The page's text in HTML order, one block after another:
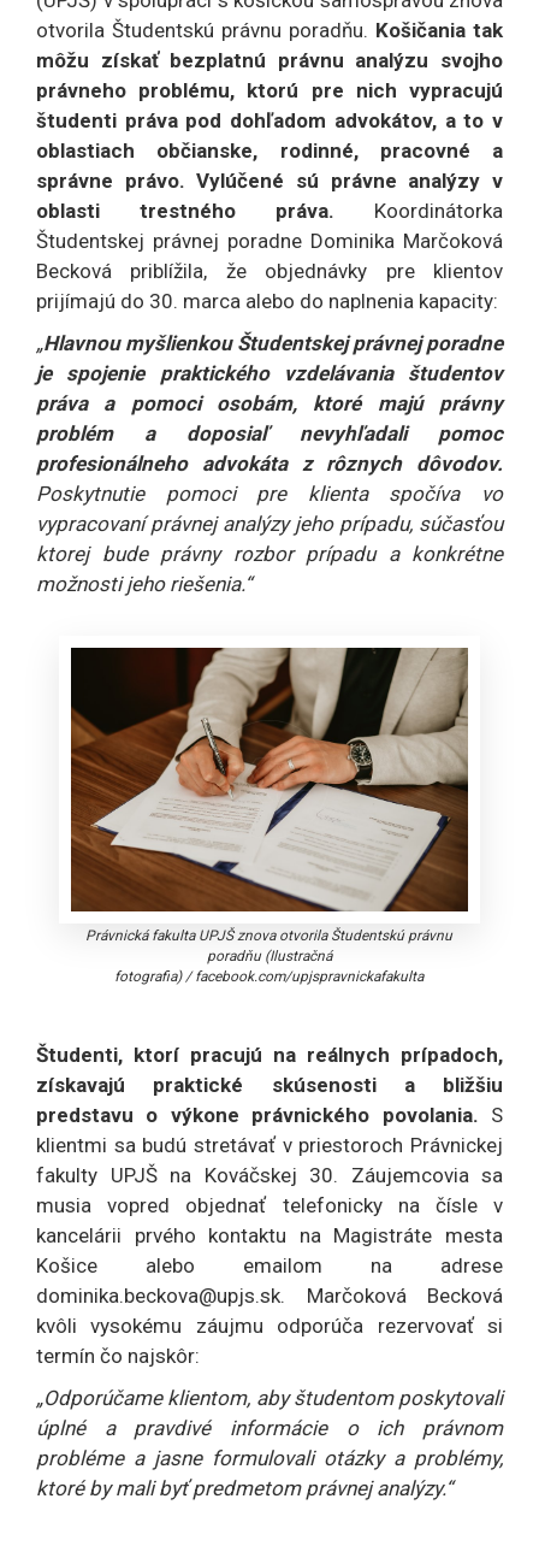
otvorila Študentskú právnu poradňu. Košičania tak
môžu získať bezplatnú právnu analýzu svojho
právneho problému, ktorú pre nich vypracujú
študenti práva pod dohľadom advokátov, a to v
oblastiach občianske, rodinné, pracovné a
správne právo. Vylúčené sú právne analýzy v
oblasti trestného práva. Koordinátorka
Študentskej právnej poradne Dominika Marčoková
Becková priblížila, že objednávky pre klientov
prijímajú do 30. marca alebo do naplnenia kapacity:
„Hlavnou myšlienkou Študentskej právnej poradne
je spojenie praktického vzdelávania študentov
práva a pomoci osobám, ktoré majú právny
problém a doposiaľ nevyhľadali pomoc
profesionálneho advokáta z rôznych dôvodov.
Poskytnutie pomoci pre klienta spočíva vo
vypracovaní právnej analýzy jeho prípadu, súčasťou
ktorej bude právny rozbor prípadu a konkrétne
možnosti jeho riešenia.“
Právnická fakulta UPJŠ znova otvorila Študentskú právnu
poradňu (Ilustračná
fotografia)/facebook.com/upjspravnickafakulta
Študenti, ktorí pracujú na reálnych prípadoch,
získavajú praktické skúsenosti a bližšiu
predstavu o výkone právnického povolania. S
klientmi sa budú stretávať v priestoroch Právnickej
fakulty UPJŠ na Kováčskej 30. Záujemcovia sa
musia vopred objednať telefonicky na čísle v
kancelárii prvého kontaktu na Magistráte mesta
Košice alebo emailom na adrese
dominika.beckova@upjs.sk. Marčoková Becková
kvôli vysokému záujmu odporúča rezervovať si
termín čo najskôr:
„Odporúčame klientom, aby študentom poskytovali
úplné a pravdivé informácie o ich právnom
probléme a jasne formulovali otázky a problémy,
ktoré by mali byť predmetom právnej analýzy.“